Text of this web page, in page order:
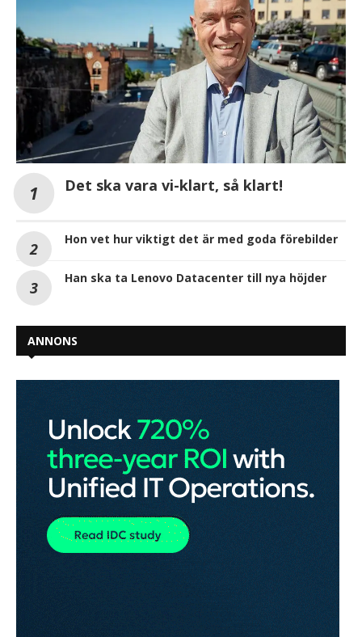
Det ska vara vi-klart, så klart!
Hon vet hur viktigt det är med goda förebilder
Han ska ta Lenovo Datacenter till nya höjder
ANNONS